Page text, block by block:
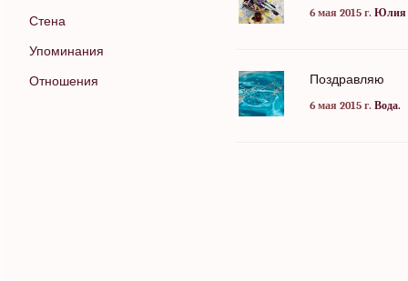
Стена
Упоминания
Отношения
6 мая 2015 г. Юлия
Поздравляю
6 мая 2015 г. Вода.